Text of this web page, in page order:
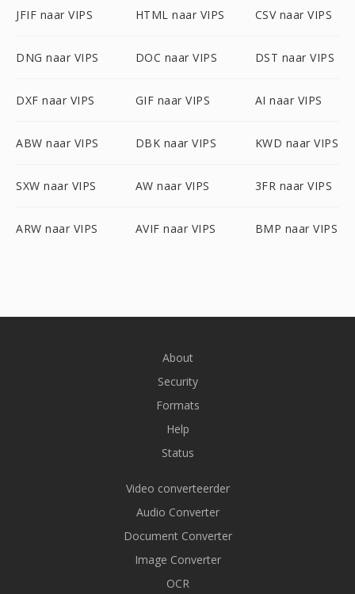
JFIF naar VIPS HTML naar VIPS CSV naar VIPS
DNG naar VIPS DOC naar VIPS DST naar VIPS
DXF naar VIPS GIF naar VIPS AI naar VIPS
ABW naar VIPS DBK naar VIPS KWD naar VIPS
SXW naar VIPS AW naar VIPS 3FR naar VIPS
ARW naar VIPS AVIF naar VIPS BMP naar VIPS
About
Security
Formats
Help
Status
Video converteerder
Audio Converter
Document Converter
Image Converter
OCR